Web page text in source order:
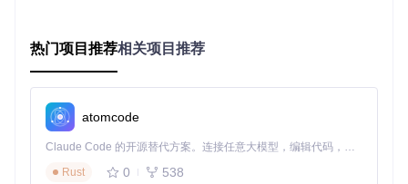
2.4 简化管理流程：收藏与历史追踪
工具中资源管理混乱的问题，减少了50%的重复下载操作。
热门项目推荐相关项目推荐
atomcode
Claude Code 的开源替代方案。连接任意大模型，编辑代码，运行命令，自动验证 — 全自动执行。用 Rust 构建，极致性能。 ｜ An open-source alternative to Claude Code. Connect any LLM, edit code, run commands, and verify changes — autonomously. Built in Rust for speed. Get Started
Rust
0 538